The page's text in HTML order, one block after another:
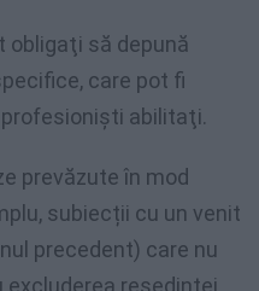
obligaţi să depună
care pot fi
abilitaţi.
prevăzute în mod
subiecții cu un venit
precedent) care nu
excluderea reședinței